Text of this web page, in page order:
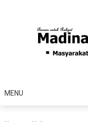
MENU